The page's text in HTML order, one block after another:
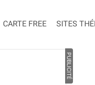
CARTE FREE SITES
PUBLICITÉ